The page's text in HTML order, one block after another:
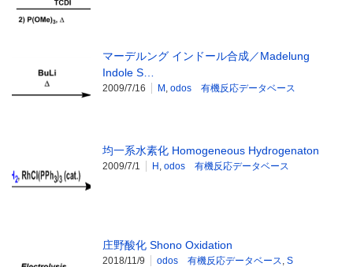
マーデルング インドール合成／Madelung
Indole S…
2009/7/16 M odos 有機反応データベース
均一系水素化 Homogeneous Hydrogenaton
2009/7/1 H odos 有機反応データベース
庄野酸化 Shono Oxidation
2018/11/9 odos 有機反応データベース S